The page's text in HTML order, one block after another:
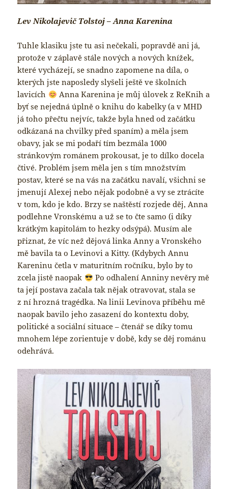
Lev Nikolajevič Tolstoj – Anna Karenina
Tuhle klasiku jste tu asi nečekali, popravdě ani já,
protože v záplavě stále nových a nových knížek,
které vycházejí, se snadno zapomene na díla, o
kterých jste naposledy slyšeli ještě ve školních
lavicích
Anna Karenina je můj úlovek z ReKnih a
byť se nejedná úplně o knihu do kabelky (a v MHD
já toho přečtu nejvíc, takže byla hned od začátku
odkázaná na chvilky před spaním) a měla jsem
obavy, jak se mi podaří tím bezmála 1000
stránkovým románem prokousat, je to dílko docela
čtivé. Problém jsem měla jen s tím množstvím
postav, které se na vás na začátku navalí, všichni se
jmenují Alexej nebo nějak podobně a vy se ztrácíte
v tom, kdo je kdo. Brzy se naštěstí rozjede děj, Anna
podlehne Vronskému a už se to čte samo (i díky
krátkým kapitolám to hezky odsýpá). Musím ale
přiznat, že víc než dějová linka Anny a Vronského
mě bavila ta o Levinovi a Kitty. (Kdybych Annu
Kareninu četla v maturitním ročníku, bylo by to
zcela jistě naopak
Po odhalení Anniny nevěry mě
ta její postava začala tak nějak otravovat, stala se
z ní hrozná tragédka. Na linii Levinova příběhu mě
naopak bavilo jeho zasazení do kontextu doby,
politické a sociální situace – čtenář se díky tomu
mnohem lépe zorientuje v době, kdy se děj románu
odehrává.